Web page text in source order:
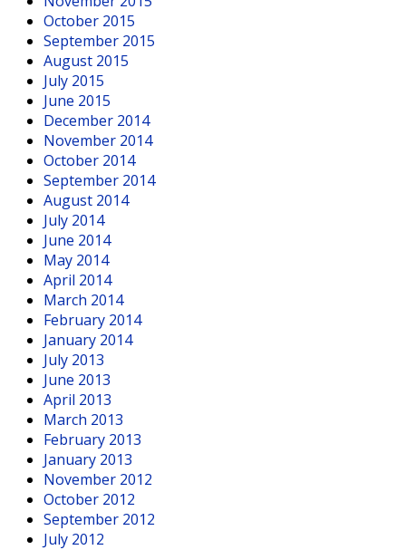
October 2015
September 2015
August 2015
July 2015
June 2015
December 2014
November 2014
October 2014
September 2014
August 2014
July 2014
June 2014
May 2014
April 2014
March 2014
February 2014
January 2014
July 2013
June 2013
April 2013
March 2013
February 2013
January 2013
November 2012
October 2012
September 2012
July 2012